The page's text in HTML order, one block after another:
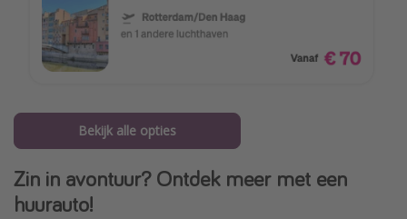
Bekijk alle opties
Zin in avontuur? Ontdek meer met een
huurauto!